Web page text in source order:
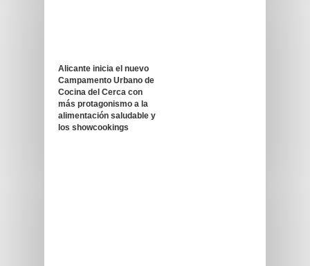
Alicante inicia el nuevo
Campamento Urbano de
Cocina del Cerca con
más protagonismo a la
alimentación saludable y
los showcookings